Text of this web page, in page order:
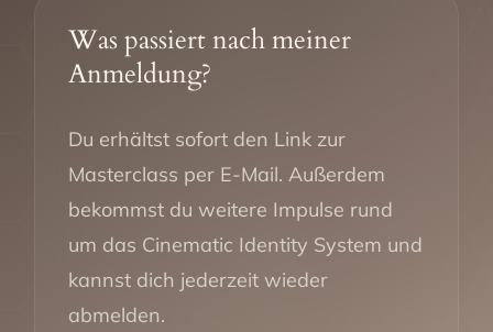
Was passiert nach meiner
Anmeldung?
Du erhältst sofort den Link zur
Masterclass per E-Mail. Außerdem
bekommst du weitere Impulse rund
um das Cinematic Identity System und
kannst dich jederzeit wieder
abmelden.